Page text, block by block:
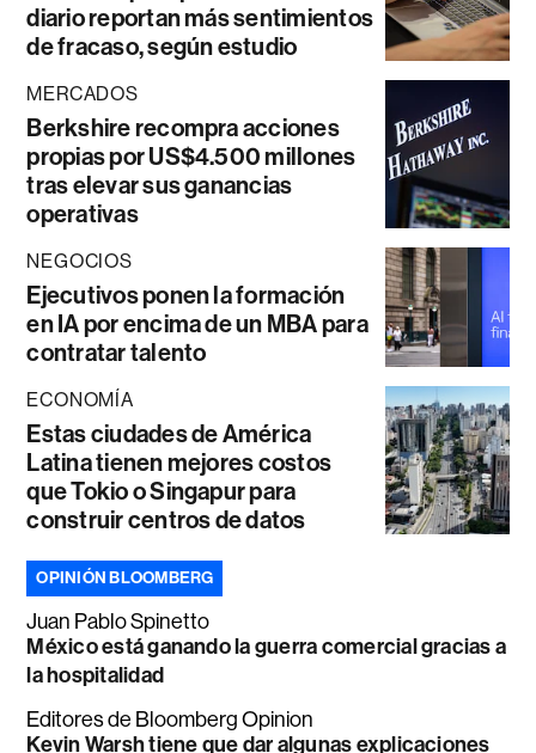
diario reportan más sentimientos
de fracaso, según estudio
MERCADOS
Berkshire recompra acciones
propias por US$4.500 millones
tras elevar sus ganancias
operativas
NEGOCIOS
Ejecutivos ponen la formación
en IA por encima de un MBA para
contratar talento
ECONOMÍA
Estas ciudades de América
Latina tienen mejores costos
que Tokio o Singapur para
construir centros de datos
OPINIÓN BLOOMBERG
Juan Pablo Spinetto
México está ganando la guerra comercial gracias a
la hospitalidad
Editores de Bloomberg Opinion
Kevin Warsh tiene que dar algunas explicaciones